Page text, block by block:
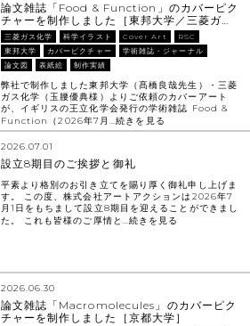
論文雑誌「Food & Function」のカバーピク
チャーを制作しました［東邦大学／三菱ガ…
三菱ガス化学 科学イラスト Cover Art
RSC
東邦大学
カバーピクチャー
学術雑誌・ジャーナル
論文図
表紙絵 制作実績
弊社で制作しました東邦大学（髙橋良哉先生）・三菱
ガス化学（玉腰優典様）よりご依頼のカバーアート
が、イギリスの王立化学会発行の学術雑誌 Food &
Function（2026年7月…続きを見る
2026.07.01
設立8期目のご挨拶と御礼
平素より格別のお引き立てを賜り厚く御礼申し上げま
す。 この度、株式会社アートアクションは2026年7
月1日をもちまして設立8期目を迎えることができまし
た。 これも皆様のご厚情と…続きを見る
2026.06.30
論文雑誌「Macromolecules」のカバーピク
チャーを制作しました［京都大学］